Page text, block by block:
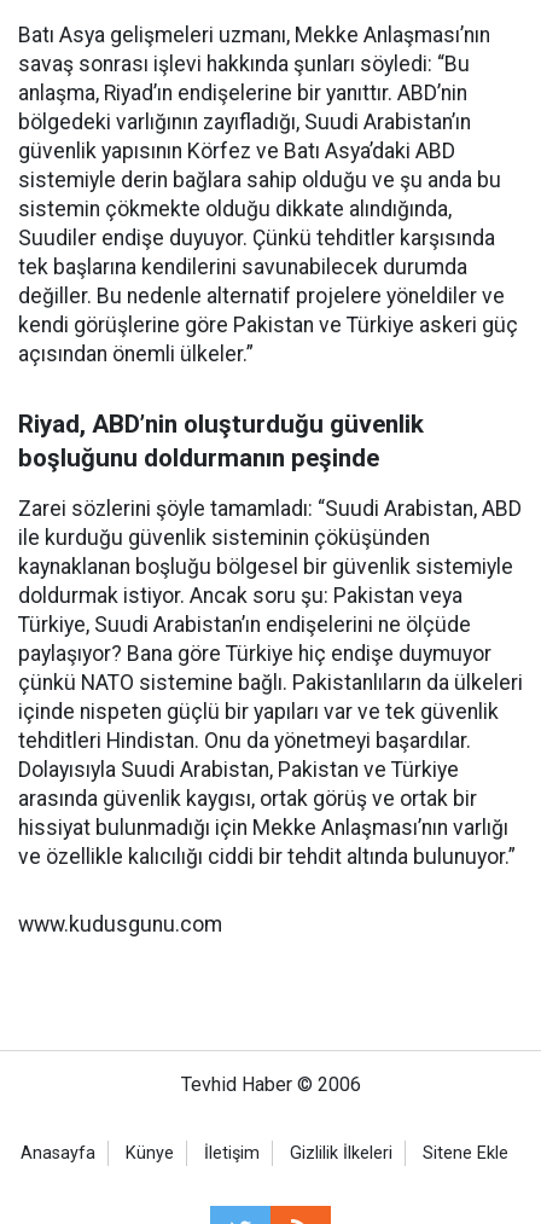
Batı Asya gelişmeleri uzmanı, Mekke Anlaşması’nın
savaş sonrası işlevi hakkında şunları söyledi: “Bu
anlaşma, Riyad’ın endişelerine bir yanıttır. ABD’nin
bölgedeki varlığının zayıfladığı, Suudi Arabistan’ın
güvenlik yapısının Körfez ve Batı Asya’daki ABD
sistemiyle derin bağlara sahip olduğu ve şu anda bu
sistemin çökmekte olduğu dikkate alındığında,
Suudiler endişe duyuyor. Çünkü tehditler karşısında
tek başlarına kendilerini savunabilecek durumda
değiller. Bu nedenle alternatif projelere yöneldiler ve
kendi görüşlerine göre Pakistan ve Türkiye askeri güç
açısından önemli ülkeler.”
Riyad, ABD’nin oluşturduğu güvenlik
boşluğunu doldurmanın peşinde
Zarei sözlerini şöyle tamamladı: “Suudi Arabistan, ABD
ile kurduğu güvenlik sisteminin çöküşünden
kaynaklanan boşluğu bölgesel bir güvenlik sistemiyle
doldurmak istiyor. Ancak soru şu: Pakistan veya
Türkiye, Suudi Arabistan’ın endişelerini ne ölçüde
paylaşıyor? Bana göre Türkiye hiç endişe duymuyor
çünkü NATO sistemine bağlı. Pakistanlıların da ülkeleri
içinde nispeten güçlü bir yapıları var ve tek güvenlik
tehditleri Hindistan. Onu da yönetmeyi başardılar.
Dolayısıyla Suudi Arabistan, Pakistan ve Türkiye
arasında güvenlik kaygısı, ortak görüş ve ortak bir
hissiyat bulunmadığı için Mekke Anlaşması’nın varlığı
ve özellikle kalıcılığı ciddi bir tehdit altında bulunuyor.”
www.kudusgunu.com
Tevhid Haber © 2006
Anasayfa Künye İletişim Gizlilik İlkeleri Sitene Ekle